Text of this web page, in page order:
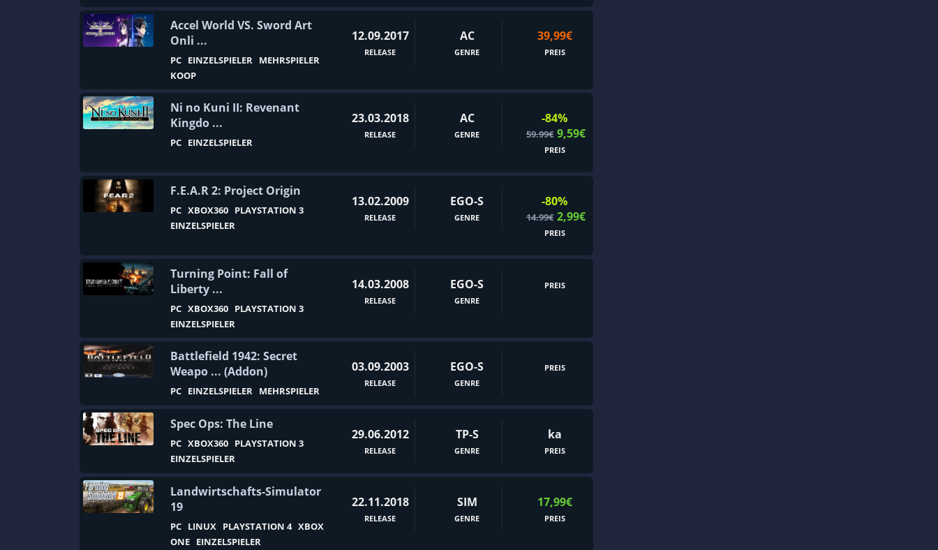
Echtzeit-Strategie
Echtzeittaktik
Ego-Shooter
Egoperspektive
Einzelspieler
Einzigartig
Eisenbahn
Emotional
Entspannung
Episch
Episodentitel
Ermittlung
Erotik
Erster Weltkrieg
Escape Game
Extraction-Shooter
Fahrzeugsimulation
Familienfreundlich
Fantasy
Farbenfroh
Farmsimulation
filmbasierend
First-Person
Fliegen
Flugsimulation
Flugsimulator
Full Motion Video
Futuristisch
Geister
Gemütlich
Geschicklichkeit
Geteilter Bildschirm
Gewalt
Accel World VS. Sword Art
Onli ...
PC EINZELSPIELER MEHRSPIELER
KOOP
12.09.2017
RELEASE
AC
GENRE
39,99€
PREIS
Ni no Kuni II: Revenant
Kingdo ...
PC EINZELSPIELER
23.03.2018
RELEASE
AC
GENRE
-84%
59.99€ 9,59€
PREIS
F.E.A.R 2: Project Origin
PC XBOX360 PLAYSTATION 3
EINZELSPIELER
13.02.2009
RELEASE
EGO-S
GENRE
-80%
14.99€ 2,99€
PREIS
Turning Point: Fall of
Liberty ...
PC XBOX360 PLAYSTATION 3
EINZELSPIELER
14.03.2008
RELEASE
EGO-S
GENRE
PREIS
Battlefield 1942: Secret
Weapo ... (Addon)
PC EINZELSPIELER MEHRSPIELER
03.09.2003
RELEASE
EGO-S
GENRE
PREIS
Spec Ops: The Line
PC XBOX360 PLAYSTATION 3
EINZELSPIELER
29.06.2012
RELEASE
TP-S
GENRE
ka
PREIS
Landwirtschafts-Simulator
19
PC LINUX PLAYSTATION 4 XBOX
ONE EINZELSPIELER
22.11.2018
RELEASE
SIM
GENRE
17,99€
PREIS